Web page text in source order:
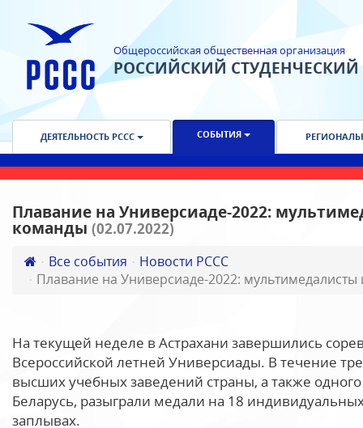
Общероссийская общественная организация
РОССИЙСКИЙ
ДЕЯТЕЛЬНОСТЬ РССС СОБЫТИЯ
Плавание на Универсиаде-2022:
команды (02.07.2022)
Все события
Новости РССС
Плавание на Универсиаде-2022:
На текущей неделе в Астрахани завершились
Всероссийской летней Универсиады. В течение
высших учебных заведений страны, а также
Беларусь, разыграли медали на 18
заплывах.